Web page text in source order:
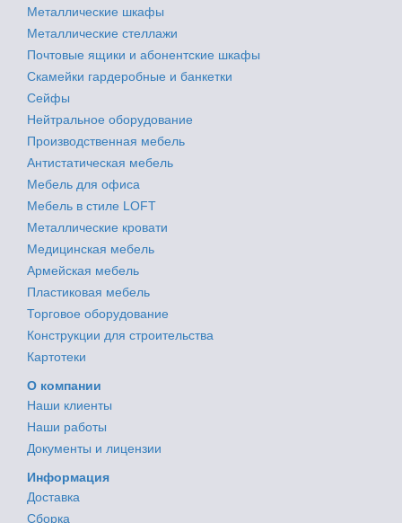
Металлические шкафы
Металлические стеллажи
Почтовые ящики и абонентские шкафы
Скамейки гардеробные и банкетки
Сейфы
Нейтральное оборудование
Производственная мебель
Антистатическая мебель
Мебель для офиса
Мебель в стиле LOFT
Металлические кровати
Медицинская мебель
Армейская мебель
Пластиковая мебель
Торговое оборудование
Конструкции для строительства
Картотеки
О компании
Наши клиенты
Наши работы
Документы и лицензии
Информация
Доставка
Сборка